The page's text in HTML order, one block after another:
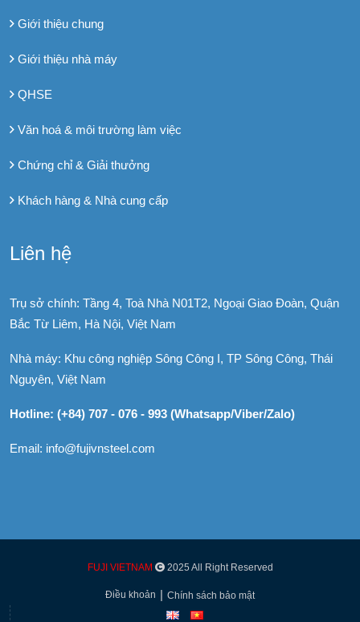
Giới thiệu chung
Giới thiệu nhà máy
QHSE
Văn hoá & môi trường làm việc
Chứng chỉ & Giải thưởng
Khách hàng & Nhà cung cấp
Liên hệ
Trụ sở chính: Tầng 4, Toà Nhà N01T2, Ngoại Giao Đoàn, Quận
Bắc Từ Liêm, Hà Nội, Việt Nam
Nhà máy: Khu công nghiệp Sông Công I, TP Sông Công, Thái
Nguyên, Việt Nam
Hotline: (+84) 707 - 076 - 993 (Whatsapp/Viber/Zalo)
Email: info@fujivnsteel.com
FUJI VIETNAM 2025 All Right Reserved
Điều khoản Chính sách bảo mật